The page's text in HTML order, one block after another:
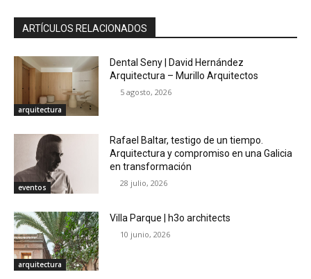
ARTÍCULOS RELACIONADOS
arquitectura
Dental Seny | David Hernández
Arquitectura – Murillo Arquitectos
5 agosto, 2026
eventos
Rafael Baltar, testigo de un tiempo.
Arquitectura y compromiso en una Galicia
en transformación
28 julio, 2026
arquitectura
Villa Parque | h3o architects
10 junio, 2026